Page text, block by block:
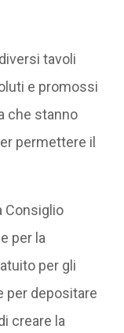
tavoli
e promossi
che stanno
permettere il
Consiglio
per la
per gli
per depositare
creare la